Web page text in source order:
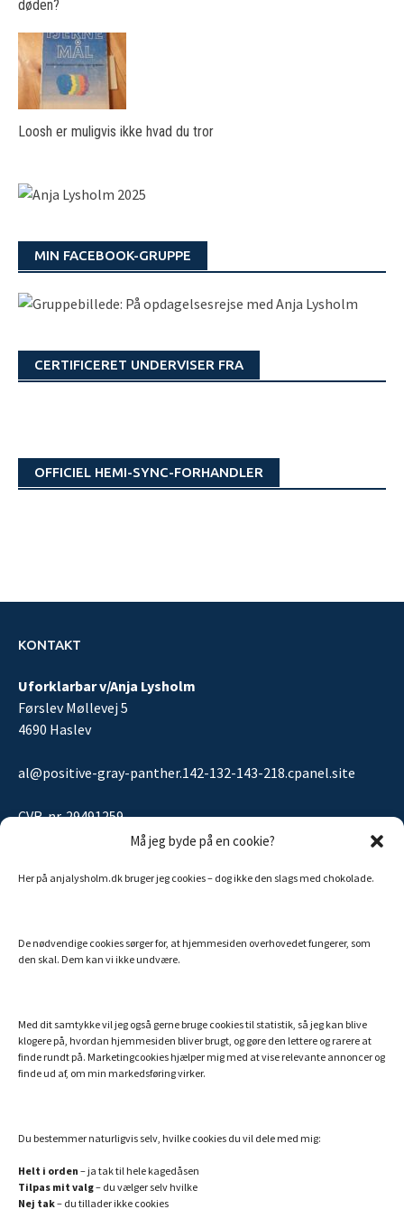
Må jeg byde på en cookie?
Her på anjalysholm.dk bruger jeg cookies – dog ikke den slags med chokolade.
De nødvendige cookies sørger for, at hjemmesiden overhovedet fungerer, som
den skal. Dem kan vi ikke undvære.
Med dit samtykke vil jeg også gerne bruge cookies til statistik, så jeg kan blive
klogere på, hvordan hjemmesiden bliver brugt, og gøre den lettere og rarere at
finde rundt på. Marketingcookies hjælper mig med at vise relevante annoncer og
finde ud af, om min markedsføring virker.
Du bestemmer naturligvis selv, hvilke cookies du vil dele med mig:
Helt i orden – ja tak til hele kagedåsen
Tilpas mit valg– du vælger selv hvilke
Nej tak– du tillader ikke cookies
døden?
Loosh er muligvis ikke hvad du tror
MIN FACEBOOK-GRUPPE
CERTIFICERET UNDERVISER FRA
OFFICIEL HEMI-SYNC-FORHANDLER
KONTAKT
Uforklarbar v/Anja Lysholm
Førslev Møllevej 5
4690 Haslev
al@positive-gray-panther.142-132-143-218.cpanel.site
CVR-nr. 29491259
MINE ANDRE SIDER
Efterlivet.dk
Essentielle olier fra doTERRA
Hemi-Sync – din danske guide
Verdens bedste collagenpulver med NMN og resveratrol
SAMARBEJDSPARTNERE JEG ANBEFALER